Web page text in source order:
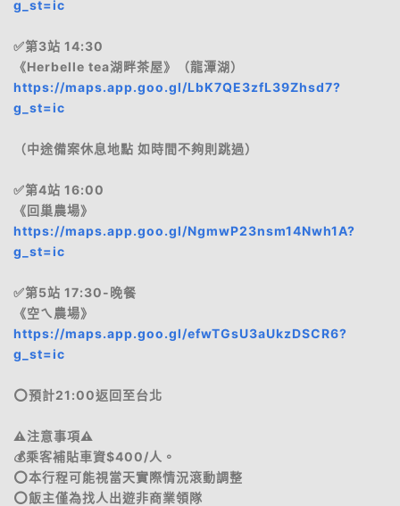
g_st=ic
✅第3站 14:30
《Herbelle tea湖畔茶屋》（龍潭湖）
https://maps.app.goo.gl/LbK7QE3zfL39Zhsd7?
g_st=ic
（中途備案休息地點 如時間不夠則跳過）
✅第4站 16:00
《回巢農場》
https://maps.app.goo.gl/NgmwP23nsm14Nwh1A?
g_st=ic
✅第5站 17:30-晚餐
《空ㄟ農場》
https://maps.app.goo.gl/efwTGsU3aUkzDSCR6?
g_st=ic
⭕️預計21:00返回至台北
⚠️注意事項⚠️
💰乘客補貼車資$400/人。
⭕️本行程可能視當天實際情況滾動調整
⭕️飯主僅為找人出遊非商業領隊